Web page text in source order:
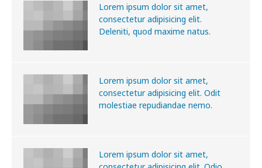
Lorem ipsum dolor sit amet,
consectetur adipisicing elit.
Deleniti, quod maxime natus.
Lorem ipsum dolor sit amet,
consectetur adipisicing elit. Odit
molestiae repudiandae nemo.
Lorem ipsum dolor sit amet,